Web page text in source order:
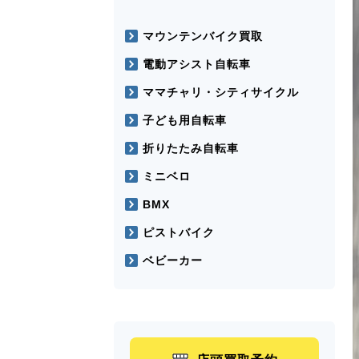
マウンテンバイク買取
電動アシスト自転車
ママチャリ・シティサイクル
子ども用自転車
折りたたみ自転車
ミニベロ
BMX
ピストバイク
ベビーカー